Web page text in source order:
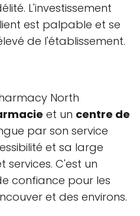
L'investissement
est palpable et se
de l'établissement.
North
et un centre de
par son service
et sa large
C'est un
confiance pour les
et des environs.